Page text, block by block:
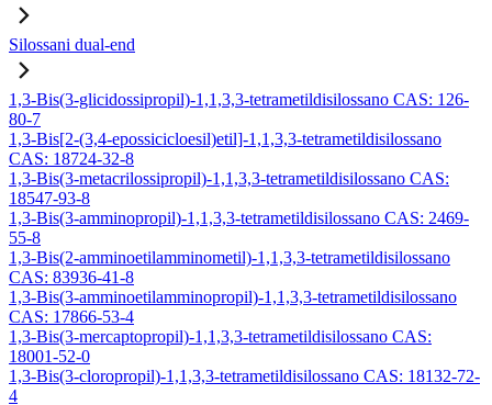
Silossani dual-end
1,3-Bis(3-glicidossipropil)-1,1,3,3-tetrametildisilossano CAS: 126-
80-7
1,3-Bis[2-(3,4-epossicicloesil)etil]-1,1,3,3-tetrametildisilossano
CAS: 18724-32-8
1,3-Bis(3-metacrilossipropil)-1,1,3,3-tetrametildisilossano CAS:
18547-93-8
1,3-Bis(3-amminopropil)-1,1,3,3-tetrametildisilossano CAS: 2469-
55-8
1,3-Bis(2-amminoetilamminometil)-1,1,3,3-tetrametildisilossano
CAS: 83936-41-8
1,3-Bis(3-amminoetilamminopropil)-1,1,3,3-tetrametildisilossano
CAS: 17866-53-4
1,3-Bis(3-mercaptopropil)-1,1,3,3-tetrametildisilossano CAS:
18001-52-0
1,3-Bis(3-cloropropil)-1,1,3,3-tetrametildisilossano CAS: 18132-72-
4